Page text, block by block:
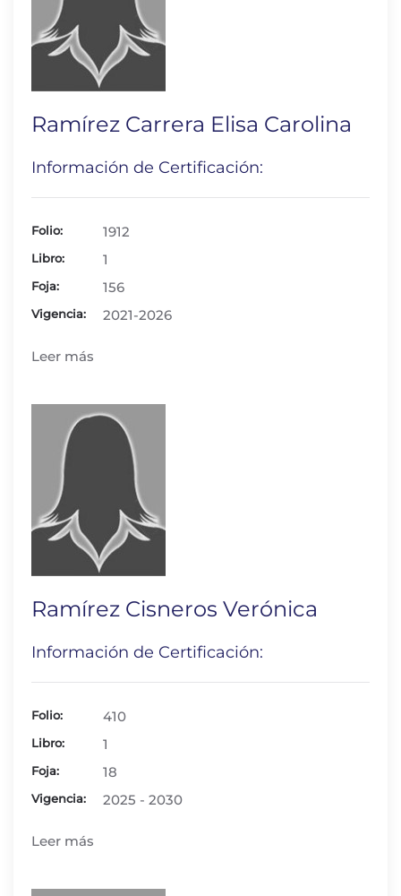
Ramírez Carrera Elisa Carolina
Información de Certificación:
Folio: 1912
Libro: 1
Foja: 156
Vigencia: 2021-2026
Leer más
Ramírez Cisneros Verónica
Información de Certificación:
Folio: 410
Libro: 1
Foja: 18
Vigencia: 2025 - 2030
Leer más